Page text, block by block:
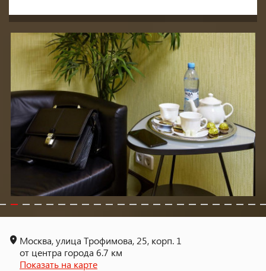
Москва, улица Трофимова, 25, корп. 1
от центра города 6.7 км
Показать на карте